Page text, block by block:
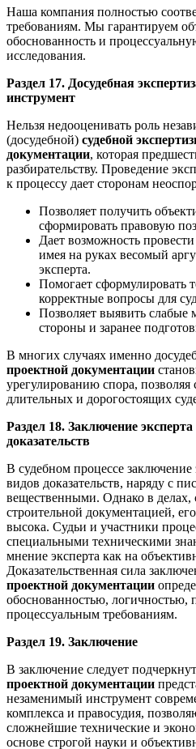
Наша компания полностью
требованиям. Мы гарантируем
обоснованность и
исследования.
Раздел 17. Досудебная
инструмент
Нельзя недооценивать роль
(досудебной) судебной
документации, которая
разбирательству. Проведение
к процессу дает сторонам
Позволяет получить
сформировать правовую
Дает возможность
имея на руках весомый
эксперта.
Помогает сформулировать
корректные вопросы для
Позволяет выявить слабые
стороны и заранее
В многих случаях именно
проектной документации
урегулированию спора, позволяя
длительных и дорогостоящих
Раздел 18. Заключение
доказательств
В судебном процессе заключение
видов доказательств, наряду с
вещественными. Однако в делах,
строительной документацией,
высока. Судьи и участники
специальными техническими
мнение эксперта как на
Доказательственная сила
проектной документации
обоснованностью, логичностью,
процессуальным требованиям.
Раздел 19. Заключение
В заключение следует
проектной документации
незаменимый инструмент
комплекса и правосудия,
сложнейшие технические и
основе строгой науки и